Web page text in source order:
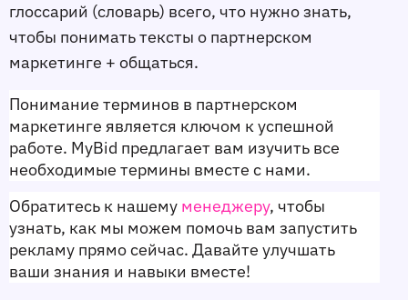
глоссарий (словарь) всего, что нужно знать,
чтобы понимать тексты о партнерском
маркетинге + общаться.
Понимание терминов в партнерском
маркетинге является ключом к успешной
работе. MyBid предлагает вам изучить все
необходимые термины вместе с нами.
Обратитесь к нашему менеджеру, чтобы
узнать, как мы можем помочь вам запустить
рекламу прямо сейчас. Давайте улучшать
ваши знания и навыки вместе!